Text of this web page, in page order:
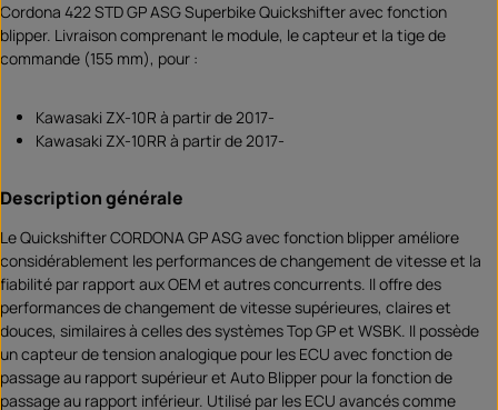
Cordona 422 STD GP ASG Superbike Quickshifter avec fonction
blipper. Livraison comprenant le module, le capteur et la tige de
commande (155 mm), pour :
Kawasaki ZX-10R à partir de 2017-
Kawasaki ZX-10RR à partir de 2017-
Description générale
Le Quickshifter CORDONA GP ASG avec fonction blipper améliore
considérablement les performances de changement de vitesse et la
fiabilité par rapport aux OEM et autres concurrents. Il offre des
performances de changement de vitesse supérieures, claires et
douces, similaires à celles des systèmes Top GP et WSBK. Il possède
un capteur de tension analogique pour les ECU avec fonction de
passage au rapport supérieur et Auto Blipper pour la fonction de
passage au rapport inférieur. Utilisé par les ECU avancés comme